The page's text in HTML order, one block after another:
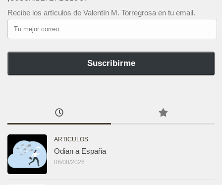
Recibe los artículos de Valentín M. Torregrosa en tu email.
mejor
Suscribirme
ARTICULOS
Odian a España
06/08/2026